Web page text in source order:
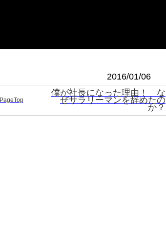
2016/01/06
PageTop
僕が社長になった理由！ な
ぜサラリーマンを辞めたの
か？